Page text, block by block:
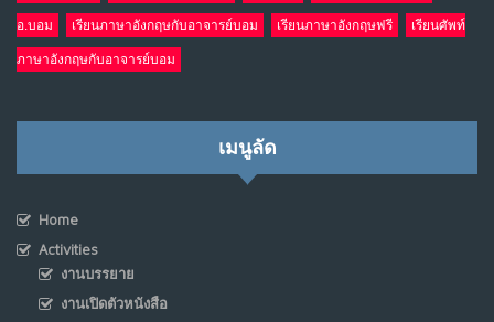
อ.บอม เรียนภาษาอังกฤษกับอาจารย์บอม เรียนภาษาอังกฤษฟรี เรียนศัพท์
ภาษาอังกฤษกับอาจารย์บอม
เมนูลัด
Home
Activities
งานบรรยาย
งานเปิดตัวหนังสือ